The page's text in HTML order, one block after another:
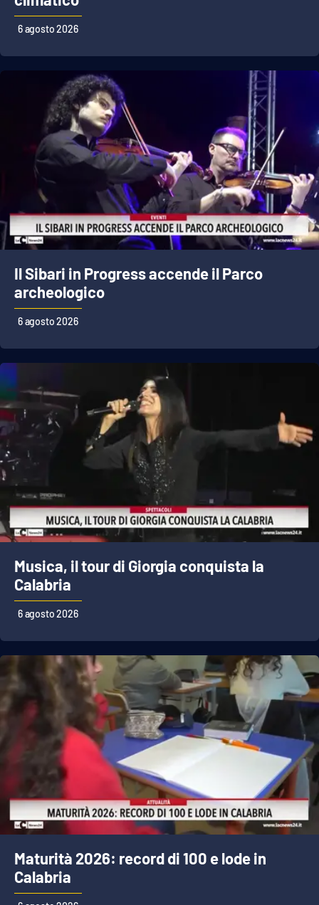
LOCALI
Catanzaro
Vibo Valentia
Reggio Calabria
Cosenza
Lamezia Terme
PROGETTI
SPECIALI
Buona Sanità Calabria
CALABRIAVISIONE
Destinazioni
Eventi
Food
Storie
NETWORK
Lacplay.it
Laconair.it
Lacitymag.it
Lacapitalenews.it
Ilreggino.it
Cosenzachannel.it
Catanzarochannel.it
6 agosto 2026
Il Sibari in Progress accende il Parco
archeologico
6 agosto 2026
Musica, il tour di Giorgia conquista la
Calabria
6 agosto 2026
Maturità 2026: record di 100 e lode in
Calabria